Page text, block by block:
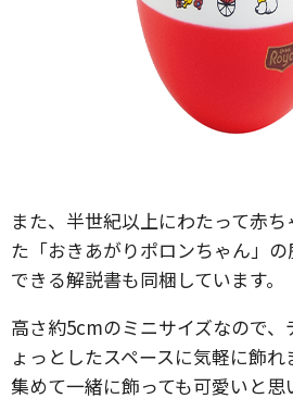
また、半世紀以上にわたって赤
た「おきあがりポロンちゃん」
できる解説書も同梱しています。
高さ約5cmのミニサイズなので
ょっとしたスペースに気軽に飾
集めて一緒に飾っても可愛いと